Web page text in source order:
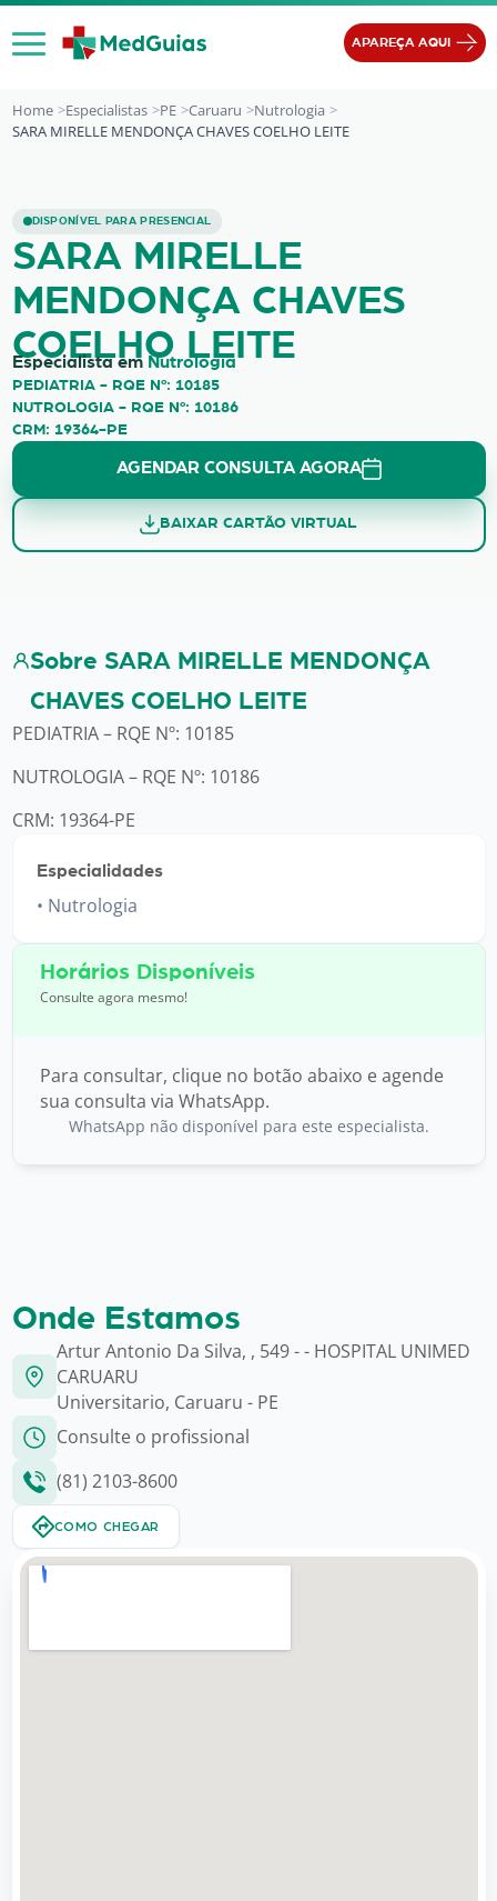
Ir para o conteúdo
APAREÇA AQUI
Home Especialistas PE Caruaru
Nutrologia
SARA MIRELLE MENDONÇA CHAVES COELHO LEITE
DISPONÍVEL PARA PRESENCIAL
SARA MIRELLE MENDONÇA
SARA MIRELLE
MENDONÇA CHAVES
COELHO LEITE
Especialista em Nutrologia
PEDIATRIA - RQE Nº: 10185
NUTROLOGIA - RQE Nº: 10186
CRM: 19364-PE
AGENDAR CONSULTA AGORA
BAIXAR CARTÃO VIRTUAL
Sobre SARA MIRELLE MENDONÇA
CHAVES COELHO LEITE
PEDIATRIA – RQE Nº: 10185
NUTROLOGIA – RQE Nº: 10186
CRM: 19364-PE
Especialidades
Nutrologia
Horários Disponíveis
Consulte agora mesmo!
Para consultar, clique no botão abaixo e agende
sua consulta via WhatsApp.
WhatsApp não disponível para este especialista.
Onde Estamos
Artur Antonio Da Silva, , 549 - - HOSPITAL UNIMED
CARUARU
Universitario, Caruaru - PE
Consulte o profissional
(81) 2103-8600
COMO CHEGAR